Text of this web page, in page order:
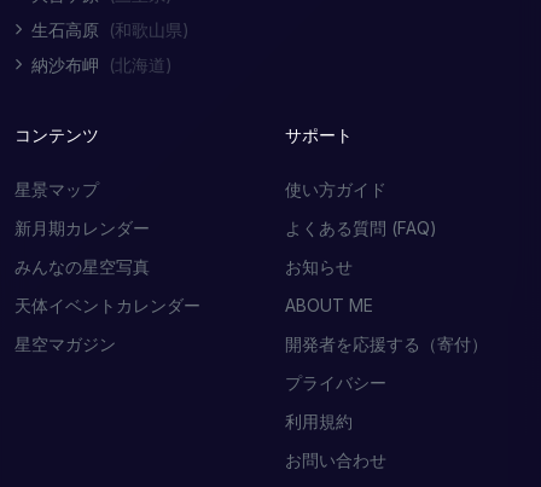
生石高原 (和歌山県)
納沙布岬
(北海道)
コンテンツ
星景マップ
新月期カレンダー
みんなの星空写真
天体イベントカレンダー
星空マガジン
サポート
使い方ガイド
よくある質問 (FAQ)
お知らせ
ABOUT ME
開発者を応援する（寄付）
プライバシー
利用規約
お問い合わせ